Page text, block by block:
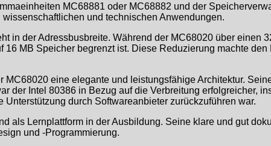
MC68881 oder MC68882 und der
und technischen Anwendungen.
der Adressbusbreite. Während der MC68020 über einen
MB Speicher begrenzt ist. Diese Reduzierung machte
eine elegante und leistungsfähige Architektur.
Intel 80386 in Bezug auf die Verbreitung erfolgreicher,
durch Softwareanbieter zurückzuführen war.
als Lernplattform in der Ausbildung. Seine klare und gut
und -Programmierung.